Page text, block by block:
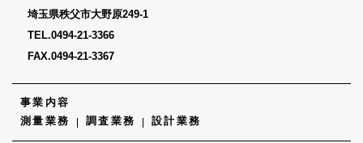
埼玉県秩父市大野原249-1
TEL.0494-21-3366
FAX.0494-21-3367
事業内容
測量業務
調査業務 設計業務